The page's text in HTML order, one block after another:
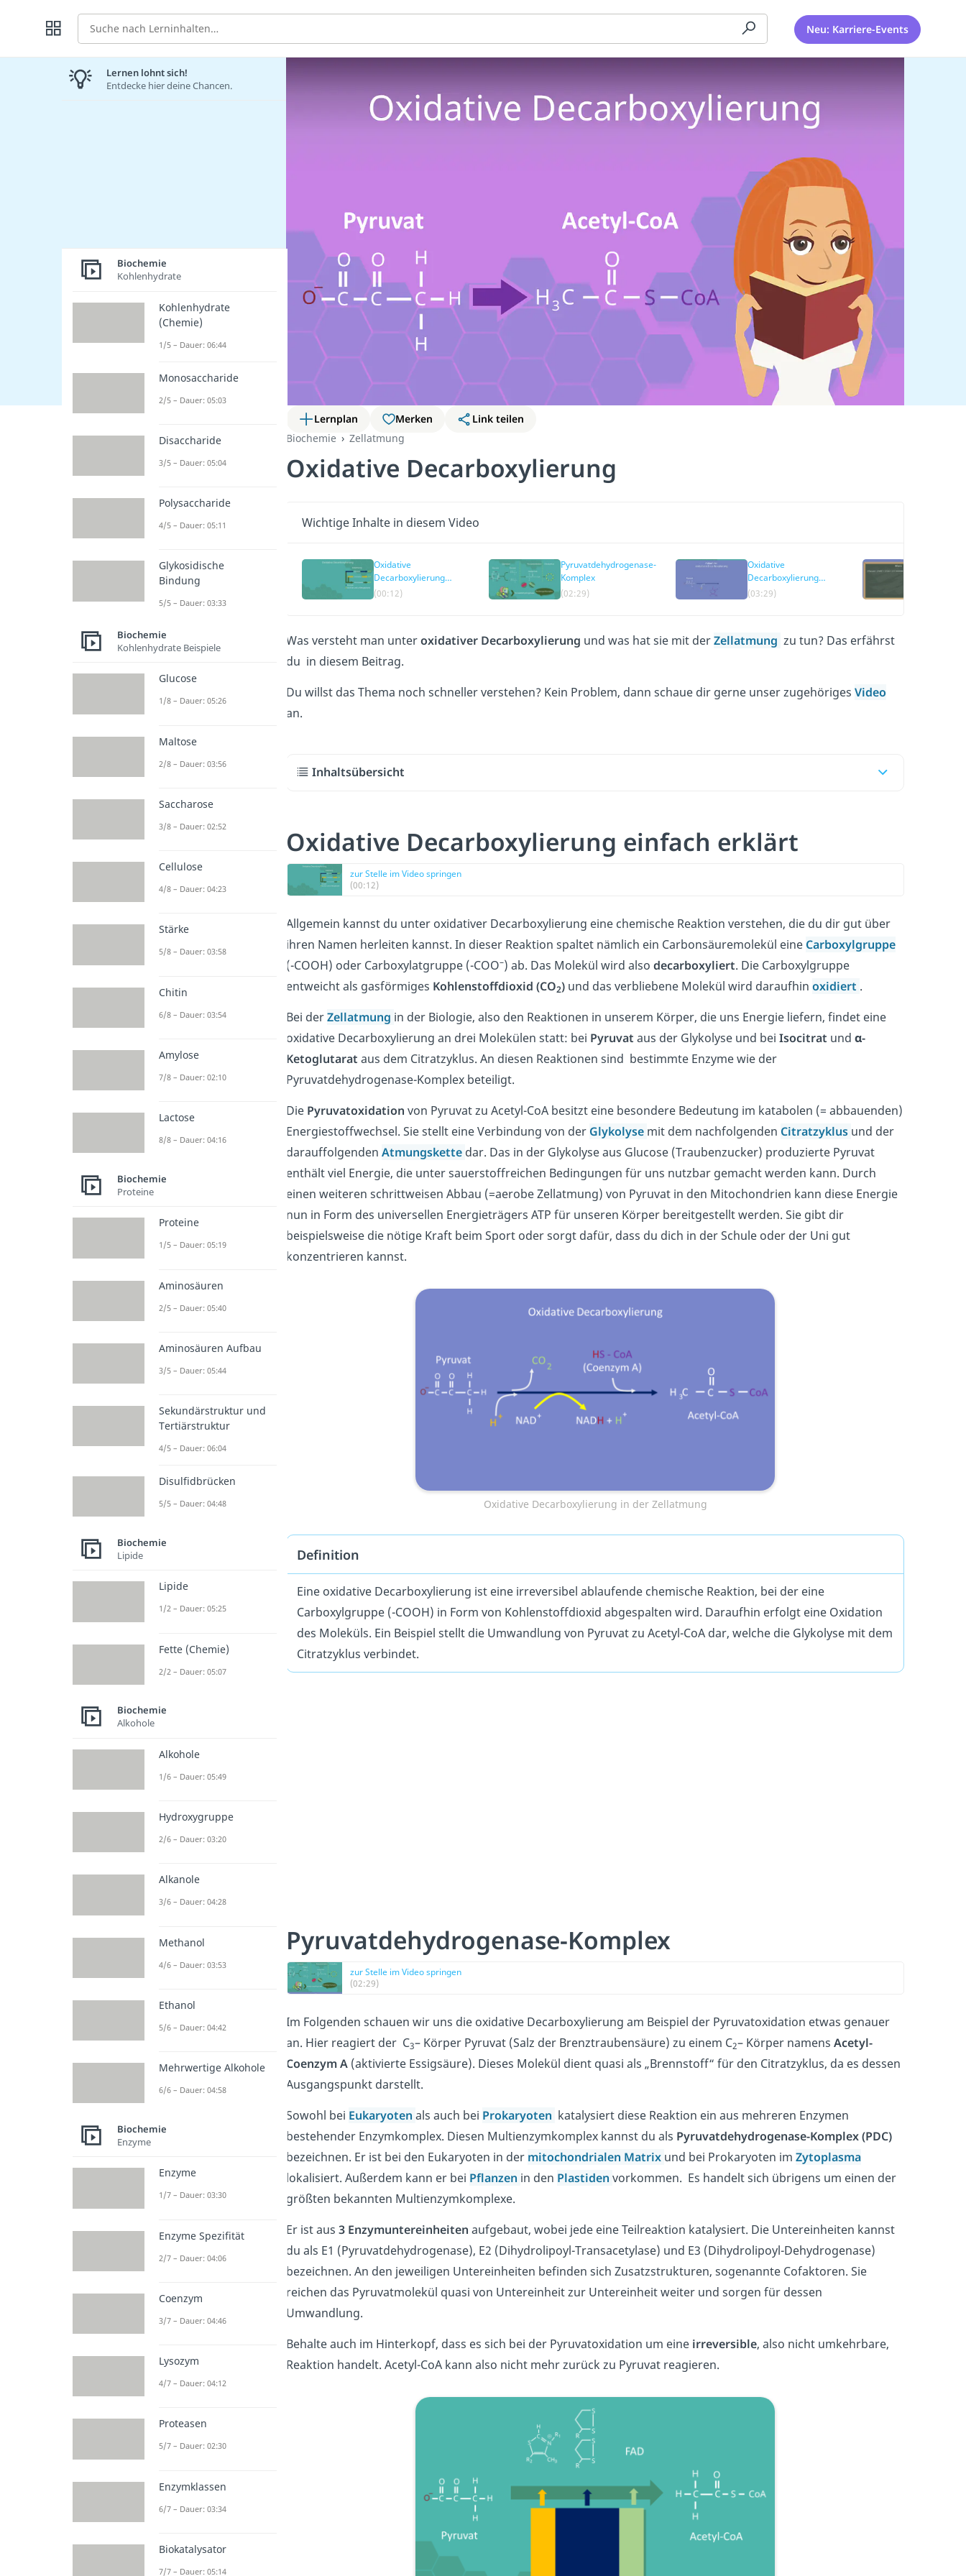
Suche Neu: Karriere-Events
Lernplan Merken
Link teilen
Biochemie
Zellatmung
Oxidative Decarboxylierung
Wichtige Inhalte in diesem Video
Oxidative
Decarboxylierung
einfach erklärt
(00:12)
Pyruvatdehydrogenase-
Komplex
(02:29)
Oxidative
Decarboxylierung
Pyruvat
(03:29)
Was versteht man unteroxidativer Decarboxylierung und was hat sie mit derZellatmung zu tun? Das erfährst
du in diesem Beitrag.
Du willst das Thema noch schneller verstehen? Kein Problem, dann schaue dir gerne unser zugehöriges Video
an.
Inhaltsübersicht
Oxidative Decarboxylierung einfach erklärt
zur Stelle im Video springen
(00:12)
Allgemein kannst du unter oxidativer Decarboxylierung eine chemische Reaktion verstehen, die du dir gut über
ihren Namen herleiten kannst. In dieser Reaktion spaltet nämlich ein Carbonsäuremolekül eine Carboxylgruppe
(-COOH) oder Carboxylatgruppe (-COO–) ab. Das Molekül wird also decarboxyliert. Die Carboxylgruppe
entweicht als gasförmiges Kohlenstoffdioxid (CO2) und das verbliebene Molekül wird daraufhin oxidiert .
Bei derZellatmung in der Biologie, also den Reaktionen in unserem Körper, die uns Energie liefern, findet eine
oxidative Decarboxylierung an drei Molekülen statt: bei Pyruvat aus der Glykolyse und bei Isocitrat und α-
Ketoglutarat aus dem Citratzyklus. An diesen Reaktionen sind bestimmte Enzyme wie der
Pyruvatdehydrogenase-Komplex beteiligt.
Die Pyruvatoxidation von Pyruvat zu Acetyl-CoA besitzt eine besondere Bedeutung im katabolen (= abbauenden)
Energiestoffwechsel. Sie stellt eine Verbindung von der Glykolyse mit dem nachfolgenden Citratzyklus und der
darauffolgenden Atmungskette dar. Das in der Glykolyse aus Glucose (Traubenzucker) produzierte Pyruvat
enthält viel Energie, die unter sauerstoffreichen Bedingungen für uns nutzbar gemacht werden kann. Durch
einen weiteren schrittweisen Abbau (=aerobe Zellatmung) von Pyruvat in den Mitochondrien kann diese Energie
nun in Form des universellen Energieträgers ATP für unseren Körper bereitgestellt werden. Sie gibt dir
beispielsweise die nötige Kraft beim Sport oder sorgt dafür, dass du dich in der Schule oder der Uni gut
konzentrieren kannst.
Oxidative Decarboxylierung in der Zellatmung
Definition
Eine oxidative Decarboxylierung ist eine irreversibel ablaufende chemische Reaktion, bei der eine
Carboxylgruppe (-COOH) in Form von Kohlenstoffdioxid abgespalten wird. Daraufhin erfolgt eine Oxidation
des Moleküls. Ein Beispiel stellt die Umwandlung von Pyruvat zu Acetyl-CoA dar, welche die Glykolyse mit dem
Citratzyklus verbindet.
Pyruvatdehydrogenase-Komplex
zur Stelle im Video springen
(02:29)
Im Folgenden schauen wir uns die oxidative Decarboxylierung am Beispiel der Pyruvatoxidation etwas genauer
an. Hier reagiert der C3– Körper Pyruvat (Salz der Brenztraubensäure) zu einem C2– Körper namens Acetyl-
Coenzym A (aktivierte Essigsäure). Dieses Molekül dient quasi als „Brennstoff“ für den Citratzyklus, da es dessen
Ausgangspunkt darstellt.
Sowohl bei Eukaryoten als auch bei Prokaryoten katalysiert diese Reaktion ein aus mehreren Enzymen
bestehender Enzymkomplex. Diesen Multienzymkomplex kannst du als Pyruvatdehydrogenase-Komplex (PDC)
bezeichnen. Er ist bei den Eukaryoten in der mitochondrialen Matrix und bei Prokaryoten im Zytoplasma
lokalisiert. Außerdem kann er bei Pflanzen in den Plastiden vorkommen. Es handelt sich übrigens um einen der
größten bekannten Multienzymkomplexe.
Er ist aus 3 Enzymuntereinheiten aufgebaut, wobei jede eine Teilreaktion katalysiert. Die Untereinheiten kannst
du als E1 (Pyruvatdehydrogenase), E2 (Dihydrolipoyl-Transacetylase) und E3 (Dihydrolipoyl-Dehydrogenase)
bezeichnen. An den jeweiligen Untereinheiten befinden sich Zusatzstrukturen, sogenannte Cofaktoren. Sie
reichen das Pyruvatmolekül quasi von Untereinheit zur Untereinheit weiter und sorgen für dessen
Umwandlung.
Behalte auch im Hinterkopf, dass es sich bei der Pyruvatoxidation um eine irreversible, also nicht umkehrbare,
Reaktion handelt. Acetyl-CoA kann also nicht mehr zurück zu Pyruvat reagieren.
Lernen lohnt sich!
Entdecke hier deine Chancen.
Biochemie
Kohlenhydrate
Kohlenhydrate
(Chemie)
1/5 – Dauer: 06:44
Monosaccharide
2/5 – Dauer: 05:03
Disaccharide
3/5 – Dauer: 05:04
Polysaccharide
4/5 – Dauer: 05:11
Glykosidische
Bindung
5/5 – Dauer: 03:33
Biochemie
Kohlenhydrate Beispiele
Glucose
1/8 – Dauer: 05:26
Maltose
2/8 – Dauer: 03:56
Saccharose
3/8 – Dauer: 02:52
Cellulose
4/8 – Dauer: 04:23
Stärke
5/8 – Dauer: 03:58
Chitin
6/8 – Dauer: 03:54
Amylose
7/8 – Dauer: 02:10
Lactose
8/8 – Dauer: 04:16
Biochemie
Proteine
Proteine
1/5 – Dauer: 05:19
Aminosäuren
2/5 – Dauer: 05:40
Aminosäuren Aufbau
3/5 – Dauer: 05:44
Sekundärstruktur und
Tertiärstruktur
4/5 – Dauer: 06:04
Disulfidbrücken
5/5 – Dauer: 04:48
Biochemie
Lipide
Lipide
1/2 – Dauer: 05:25
Fette (Chemie)
2/2 – Dauer: 05:07
Biochemie
Alkohole
Alkohole
1/6 – Dauer: 05:49
Hydroxygruppe
2/6 – Dauer: 03:20
Alkanole
3/6 – Dauer: 04:28
Methanol
4/6 – Dauer: 03:53
Ethanol
5/6 – Dauer: 04:42
Mehrwertige Alkohole
6/6 – Dauer: 04:58
Biochemie
Enzyme
Enzyme
1/7 – Dauer: 03:30
Enzyme Spezifität
2/7 – Dauer: 04:06
Coenzym
3/7 – Dauer: 04:46
Lysozym
4/7 – Dauer: 04:12
Proteasen
5/7 – Dauer: 02:30
Enzymklassen
6/7 – Dauer: 03:34
Biokatalysator
7/7 – Dauer: 05:14